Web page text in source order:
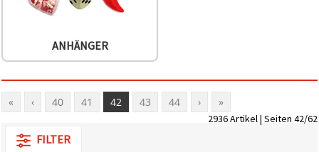
ANHÄNGER
« ‹ 40 41 42 43 44 › »
2936 Artikel | Seiten 42/62
FILTER